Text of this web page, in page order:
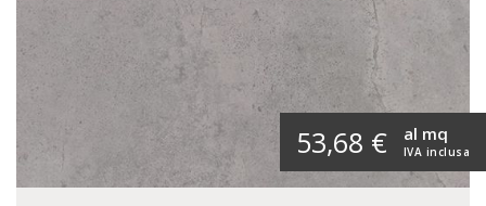
53,68 € IVA inclusa
al mq